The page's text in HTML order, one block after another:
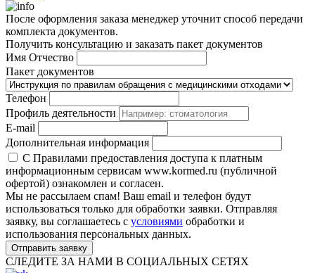
После оформления заказа менеджер уточнит способ передачи
комплекта документов.
Получить консультацию и заказать пакет документов
Имя Отчество
Пакет документов
Телефон
Профиль деятельности
E-mail
Дополнительная информация
С Правилами предоставления доступа к платным
информационным сервисам www.kormed.ru (публичной
офертой) ознакомлен и согласен.
Мы не рассылаем спам! Ваш email и телефон будут
использоваться только для обработки заявки. Отправляя
заявку, вы соглашаетесь с условиями обработки и
использования персональных данных.
Отправить заявку
СЛЕДИТЕ ЗА НАМИ В СОЦИАЛЬНЫХ СЕТЯХ